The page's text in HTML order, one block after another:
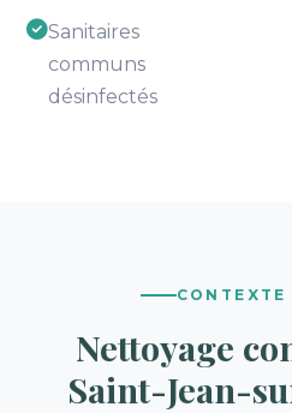
Sanitaires
communs
désinfectés
Nettoyage
Saint-Jean-